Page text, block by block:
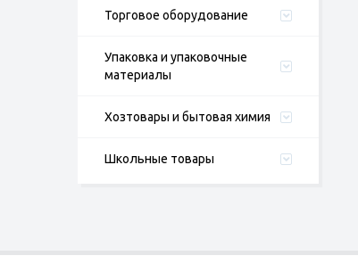
Торговое оборудование
Упаковка и упаковочные
материалы
Хозтовары и бытовая химия
Школьные товары